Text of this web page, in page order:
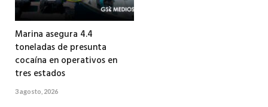
Marina asegura 4.4
toneladas de presunta
cocaína en operativos en
tres estados
3 agosto, 2026